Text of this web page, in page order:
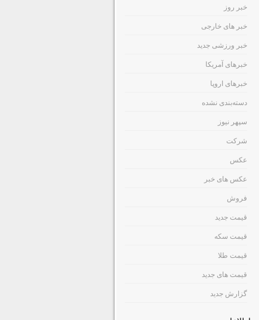
خبر روز
خبر های خارجی
خبر ورزشی جدید
خبرهای آمریکا
خبرهای اروپا
دسته‌بندی نشده
سپهر نیوز
شرکت
عکس
عکس های خبر
فروش
قیمت جدید
قیمت سکه
قیمت طلا
قیمت های جدید
گزارش جدید